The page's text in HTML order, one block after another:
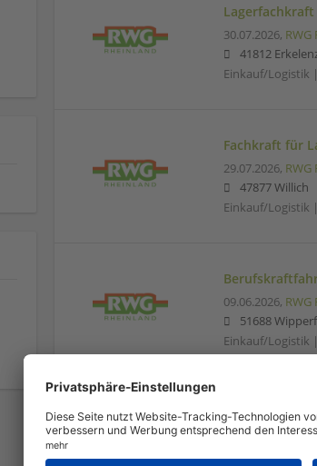
30.07.2026, RWG
41812
Einkauf/Logistik
Fachkraft für
29.07.2026, RWG
47877 Willich
Einkauf/Logistik
09.06.2026, RWG
51688
Einkauf/Logistik
22.05.2026,RWG